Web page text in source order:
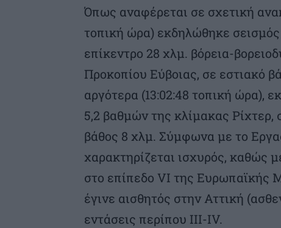
Όπως αναφέρεται σε σχετική
τοπική ώρα) εκδηλώθηκε
επίκεντρο 28 χλμ. βόρεια-
Προκοπίου Εύβοιας, σε εστιακό
αργότερα (13:02:48 τοπική ώρα),
5,2 βαθμών της κλίμακας Ρίχτερ,
βάθος 8 χλμ. Σύμφωνα με το
χαρακτηρίζεται ισχυρός, καθώς
στο επίπεδο VI της Ευρωπαϊκής
έγινε αισθητός στην Αττική
εντάσεις περίπου III-IV.